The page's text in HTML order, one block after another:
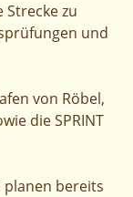
zu
und
von Röbel,
die SPRINT
bereits